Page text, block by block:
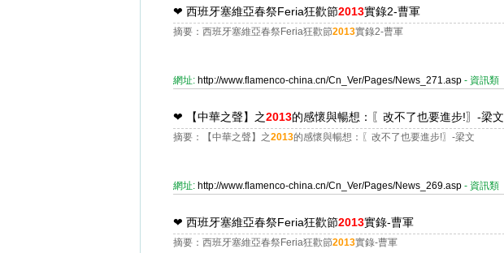
❤ 西班牙塞維亞春祭Feria狂歡節2013實錄2-曹軍
摘要：西班牙塞維亞春祭Feria狂歡節2013實錄2-曹軍
網址: http://www.flamenco-china.cn/Cn_Ver/Pages/News_271.asp - 資訊類
❤ 【中華之聲】之2013的感懷與暢想：〖改不了也要進步!〗-梁文
摘要：【中華之聲】之2013的感懷與暢想：〖改不了也要進步!〗-梁文
網址: http://www.flamenco-china.cn/Cn_Ver/Pages/News_269.asp - 資訊類
❤ 西班牙塞維亞春祭Feria狂歡節2013實錄-曹軍
摘要：西班牙塞維亞春祭Feria狂歡節2013實錄-曹軍